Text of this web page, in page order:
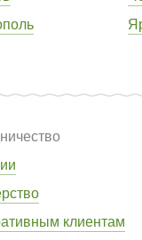
клиентам